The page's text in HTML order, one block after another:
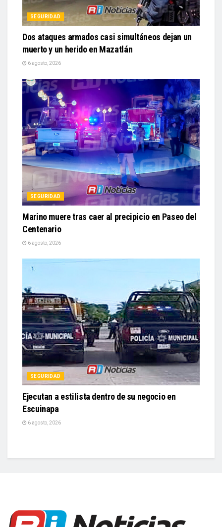
SEGURIDAD
Dos ataques armados casi simultáneos dejan un
muerto y un herido en Mazatlán
6 agosto, 2026
SEGURIDAD
Marino muere tras caer al precipicio en Paseo del
Centenario
6 agosto, 2026
SEGURIDAD
Ejecutan a estilista dentro de su negocio en
Escuinapa
6 agosto, 2026